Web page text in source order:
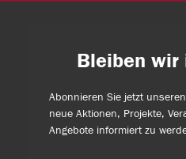
Bleiben wir
Abonnieren Sie jetzt
neue Aktionen, Projekte,
Angebote informiert zu